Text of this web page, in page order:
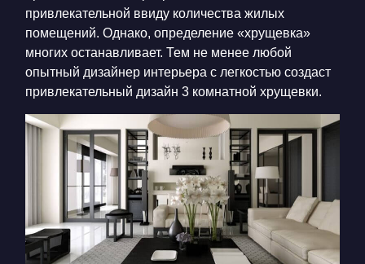
привлекательной ввиду количества жилых
помещений. Однако, определение «хрущевка»
многих останавливает. Тем не менее любой
опытный дизайнер интерьера с легкостью создаст
привлекательный дизайн 3 комнатной хрущевки.